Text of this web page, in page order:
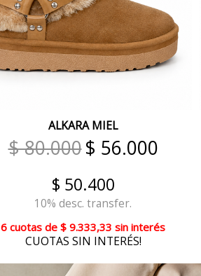
ALKARA MIEL
$ 80.000$ 56.000
$ 50.400
10% desc. transfer.
6 cuotas de $ 9.333,33 sin interés
CUOTAS SIN INTERÉS!